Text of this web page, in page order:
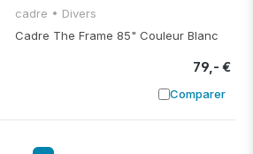
cadre • Divers
Cadre The Frame 85" Couleur Blanc
79,- €
Comparer
Ajouter à